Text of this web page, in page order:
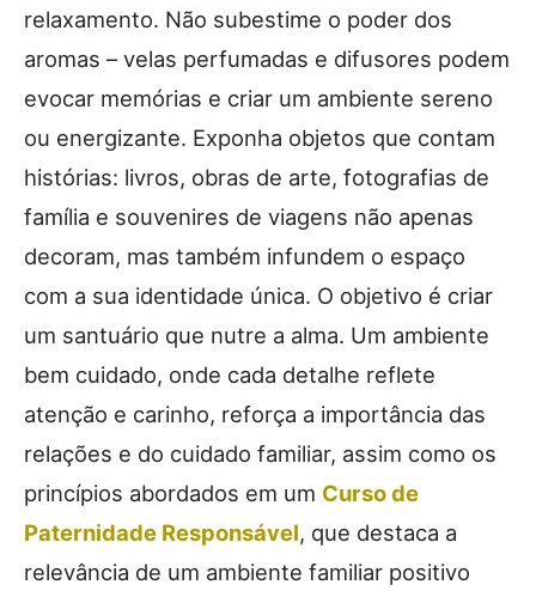
relaxamento. Não subestime o poder dos
aromas – velas perfumadas e difusores podem
evocar memórias e criar um ambiente sereno
ou energizante. Exponha objetos que contam
histórias: livros, obras de arte, fotografias de
família e souvenires de viagens não apenas
decoram, mas também infundem o espaço
com a sua identidade única. O objetivo é criar
um santuário que nutre a alma. Um ambiente
bem cuidado, onde cada detalhe reflete
atenção e carinho, reforça a importância das
relações e do cuidado familiar, assim como os
princípios abordados em um Curso de
Paternidade Responsável, que destaca a
relevância de um ambiente familiar positivo